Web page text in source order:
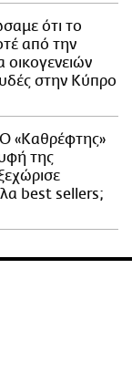
ότι το
από την
οικογενειών
στην Κύπρο
«Καθρέφτης»
της
best sellers;